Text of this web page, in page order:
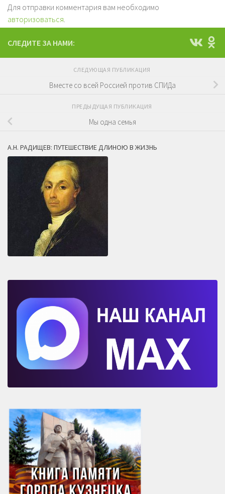
Для отправки комментария вам необходимо
авторизоваться.
СЛЕДИТЕ ЗА НАМИ:
СЛЕДУЮЩАЯ ПУБЛИКАЦИЯ
Вместе со всей Россией против СПИДа
ПРЕДЫДУЩАЯ ПУБЛИКАЦИЯ
Мы одна семья
А.Н. РАДИЩЕВ: ПУТЕШЕСТВИЕ ДЛИНОЮ В ЖИЗНЬ